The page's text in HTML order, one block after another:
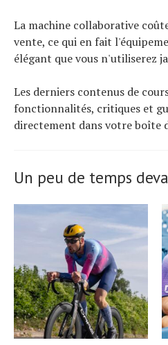
La machine collaborative
vente, ce qui en fait
élégant que vous n'utiliserez
Les derniers contenus de
fonctionnalités, critiques et
directement dans votre boîte
Un peu de temps